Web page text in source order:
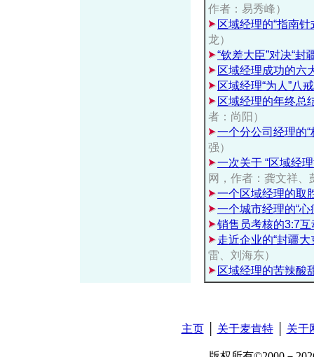
作者：易秀峰）
区域经理的“指南针
龙）
“钦差大臣”对决“封
区域经理成功的六
区域经理“为人”八戒
区域经理的年终总
者：尚阳）
一个分公司经理的“
强）
一次关于 “区域经
网，作者：龚文祥、
一个区域经理的取
一个城市经理的“心
销售员考核的3:7互
走近企业的“封疆大
雷、刘海东）
区域经理的苦辣酸
主页│ 关于麦肯特│ 关于